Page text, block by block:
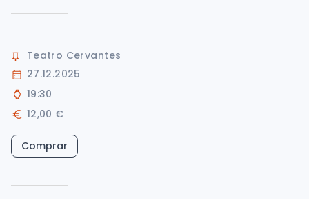
Teatro Cervantes
27.12.2025
19:30
12,00 €
Comprar